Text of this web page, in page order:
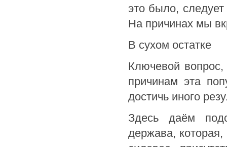
это было,
На причинах мы
В сухом остатке
Ключевой вопрос,
причинам эта
достичь иного
Здесь даём
держава,